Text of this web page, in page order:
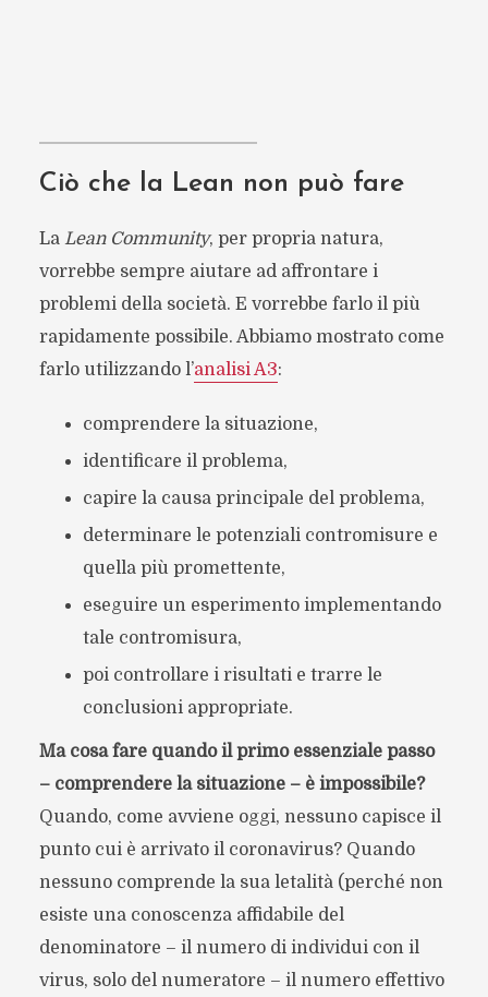
Ciò che la Lean non può fare
La Lean Community, per propria natura,
vorrebbe sempre aiutare ad affrontare i
problemi della società. E vorrebbe farlo il più
rapidamente possibile. Abbiamo mostrato come
farlo utilizzando l’analisi A3:
comprendere la situazione,
identificare il problema,
capire la causa principale del problema,
determinare le potenziali contromisure e
quella più promettente,
eseguire un esperimento implementando
tale contromisura,
poi controllare i risultati e trarre le
conclusioni appropriate.
Ma cosa fare quando il primo essenziale passo
– comprendere la situazione – è impossibile?
Quando, come avviene oggi, nessuno capisce il
punto cui è arrivato il coronavirus? Quando
nessuno comprende la sua letalità (perché non
esiste una conoscenza affidabile del
denominatore – il numero di individui con il
virus, solo del numeratore – il numero effettivo